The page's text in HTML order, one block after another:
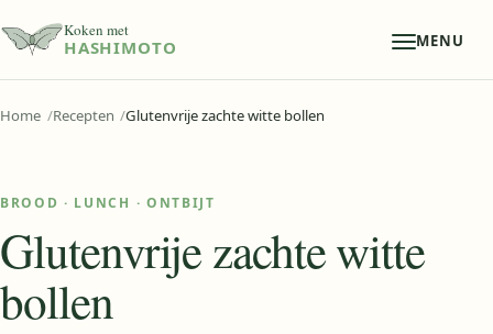
Koken met
HASHIMOTO MENU
Home Recepten Glutenvrije zachte witte bollen
BROOD · LUNCH · ONTBIJT
Glutenvrije zachte witte
bollen